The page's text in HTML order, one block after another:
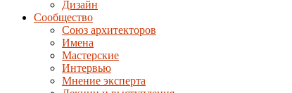
Дизайн
Сообщество
Союз архитекторов
Имена
Мастерские
Интервью
Мнение эксперта